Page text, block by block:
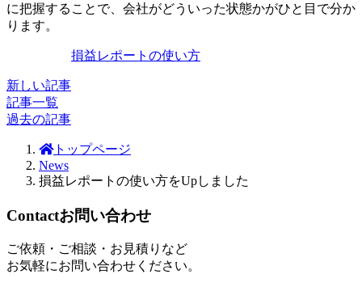
に把握することで、会社がどういった状態かがひと目で分か
ります。
損益レポートの使い方
新しい記事
記事一覧
過去の記事
トップページ
News
損益レポートの使い方をUpしました
Contactお問い合わせ
ご依頼・ご相談・お見積りなど
お気軽にお問い合わせください。